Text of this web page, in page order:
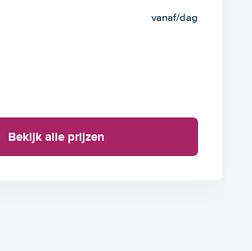
vanaf/dag
Bekijk alle prijzen